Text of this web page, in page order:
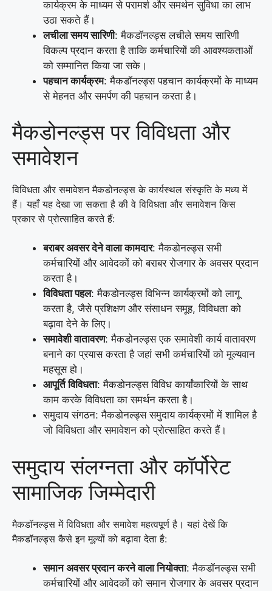
कार्यक्रम के माध्यम से परामर्श और समर्थन सुविधा का लाभ
उठा सकते हैं।
लचीला समय सारिणी: मैकडॉनल्ड्स लचीले समय सारिणी
विकल्प प्रदान करता है ताकि कर्मचारियों की आवश्यकताओं
को सम्मानित किया जा सके।
पहचान कार्यक्रम: मैकडॉनल्ड्स पहचान कार्यक्रमों के माध्यम
से मेहनत और समर्पण की पहचान करता है।
मैकडोनल्ड्स पर विविधता और
समावेशन
विविधता और समावेशन मैकडोनल्ड्स के कार्यस्थल संस्कृति के मध्य में
हैं। यहाँ यह देखा जा सकता है की वे विविधता और समावेशन किस
प्रकार से प्रोत्साहित करते हैं:
बराबर अवसर देने वाला कामदार: मैकडोनल्ड्स सभी
कर्मचारियों और आवेदकों को बराबर रोजगार के अवसर प्रदान
करता है।
विविधता पहल: मैकडोनल्ड्स विभिन्न कार्यक्रमों को लागू
करता है, जैसे प्रशिक्षण और संसाधन समूह, विविधता को
बढ़ावा देने के लिए।
समावेशी वातावरण: मैकडोनल्ड्स एक समावेशी कार्य वातावरण
बनाने का प्रयास करता है जहां सभी कर्मचारियों को मूल्यवान
महसूस हो।
आपूर्ति विविधता: मैकडोनल्ड्स विविध कार्यांकारियों के साथ
काम करके विविधता का समर्थन करता है।
समुदाय संगठन: मैकडोनल्ड्स समुदाय कार्यक्रमों में शामिल है
जो विविधता और समावेशन को प्रोत्साहित करते हैं।
समुदाय संलग्नता और कॉर्पोरेट
सामाजिक जिम्मेदारी
मैकडॉनल्ड्स में विविधता और समावेश महत्वपूर्ण है। यहां देखें कि
मैकडॉनल्ड्स कैसे इन मूल्यों को बढ़ावा देता है:
समान अवसर प्रदान करने वाला नियोक्ता: मैकडॉनल्ड्स सभी
कर्मचारियों और आवेदकों को समान रोजगार के अवसर प्रदान